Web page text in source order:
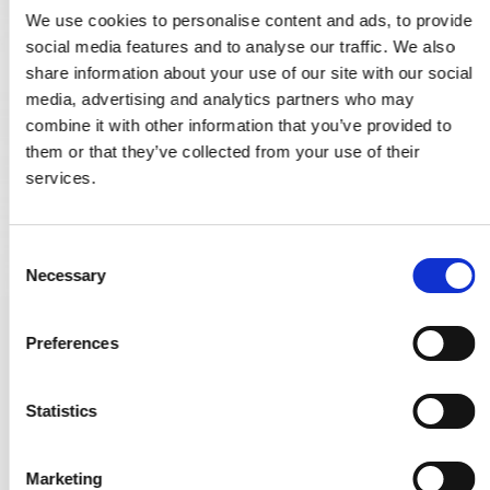
We use cookies to personalise content and ads, to provide
social media features and to analyse our traffic. We also
share information about your use of our site with our social
media, advertising and analytics partners who may
combine it with other information that you’ve provided to
them or that they’ve collected from your use of their
services.
Necessary
Preferences
Statistics
Marketing
Messingrosetten (Paar) - Holzschrauben - 3 Löcher